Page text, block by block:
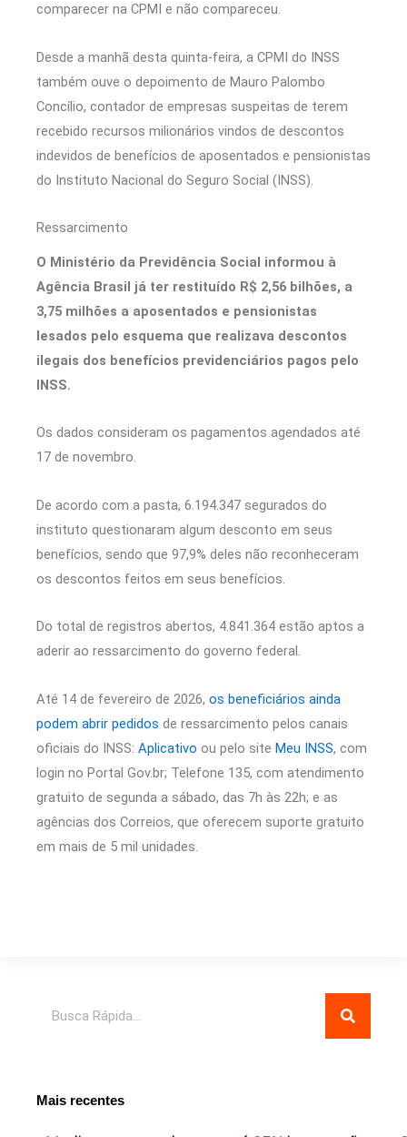
comparecer na CPMI e não compareceu.
Desde a manhã desta quinta-feira, a CPMI do INSS
também ouve o depoimento de Mauro Palombo
Concílio, contador de empresas suspeitas de terem
recebido recursos milionários vindos de descontos
indevidos de benefícios de aposentados e pensionistas
do Instituto Nacional do Seguro Social (INSS).
Ressarcimento
O Ministério da Previdência Social informou à
Agência Brasil já ter restituído R$ 2,56 bilhões, a
3,75 milhões a aposentados e pensionistas
lesados pelo esquema que realizava descontos
ilegais dos benefícios previdenciários pagos pelo
INSS.
Os dados consideram os pagamentos agendados até
17 de novembro.
De acordo com a pasta, 6.194.347 segurados do
instituto questionaram algum desconto em seus
benefícios, sendo que 97,9% deles não reconheceram
os descontos feitos em seus benefícios.
Do total de registros abertos, 4.841.364 estão aptos a
aderir ao ressarcimento do governo federal.
Até 14 de fevereiro de 2026, os beneficiários ainda
podem abrir pedidos de ressarcimento pelos canais
oficiais do INSS: Aplicativo ou pelo site Meu INSS, com
login no Portal Gov.br; Telefone 135, com atendimento
gratuito de segunda a sábado, das 7h às 22h; e as
agências dos Correios, que oferecem suporte gratuito
em mais de 5 mil unidades.
Mais recentes